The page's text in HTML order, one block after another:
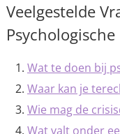
Veelgestelde
Wat te doen bij
Waar kan je
Wie mag de
Wat valt onder